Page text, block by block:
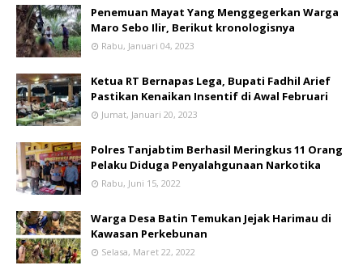
Penemuan Mayat Yang Menggegerkan Warga
Maro Sebo Ilir, Berikut kronologisnya
Rabu, Januari 04, 2023
Ketua RT Bernapas Lega, Bupati Fadhil Arief
Pastikan Kenaikan Insentif di Awal Februari
Jumat, Januari 20, 2023
Polres Tanjabtim Berhasil Meringkus 11 Orang
Pelaku Diduga Penyalahgunaan Narkotika
Rabu, Juni 15, 2022
Warga Desa Batin Temukan Jejak Harimau di
Kawasan Perkebunan
Selasa, Maret 22, 2022